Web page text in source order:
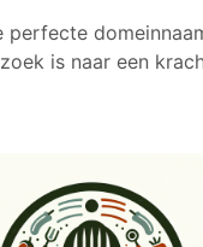
perfecte
is naar een